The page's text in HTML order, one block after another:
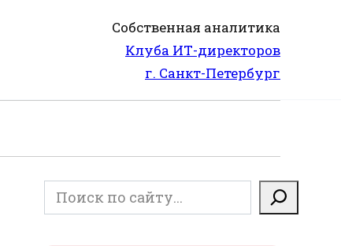
Собственная аналитика
Клуба ИТ-директоров
г. Санкт-Петербург
Поиск